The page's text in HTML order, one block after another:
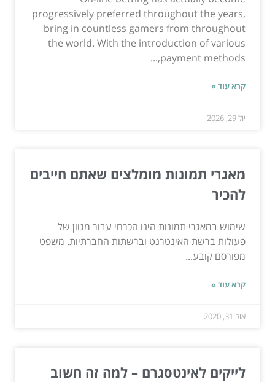
progressively preferred throughout the years,
bring in countless gamers from throughout
the world. With the introduction of various
payment methods,...
קרא עוד »
יול 29, 2026
מאגרי תמונות מומלצים שאתם חייבים
להכיר
שימוש במאגרי תמונות הינו הכרחי עבור מגוון של
פעולות ברשת האינטרנט וברשתות החברתיות. משפט
מפורסם קובע...
קרא עוד »
אוק 31, 2020
לייקים לאינטסגרם – למה זה חשוב